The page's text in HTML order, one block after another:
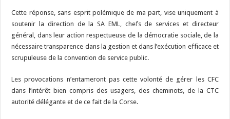
Cette réponse, sans esprit polémique de ma part, vise uniquement à
soutenir la direction de la SA EML, chefs de services et directeur
général, dans leur action respectueuse de la démocratie sociale, de la
nécessaire transparence dans la gestion et dans l’exécution efficace et
scrupuleuse de la convention de service public.
Les provocations n’entameront pas cette volonté de gérer les CFC
dans l’intérêt bien compris des usagers, des cheminots, de la CTC
autorité délégante et de ce fait de la Corse.